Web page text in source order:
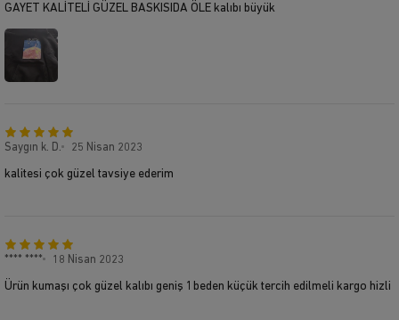
GAYET KALİTELİ GÜZEL BASKISIDA ÖLE kalıbı büyük
Saygın k. D. 25 Nisan 2023
kalitesi çok güzel tavsiye ederim
**** **** 18 Nisan 2023
Ürün kumaşı çok güzel kalıbı geniş 1beden küçük tercih edilmeli kargo hizli